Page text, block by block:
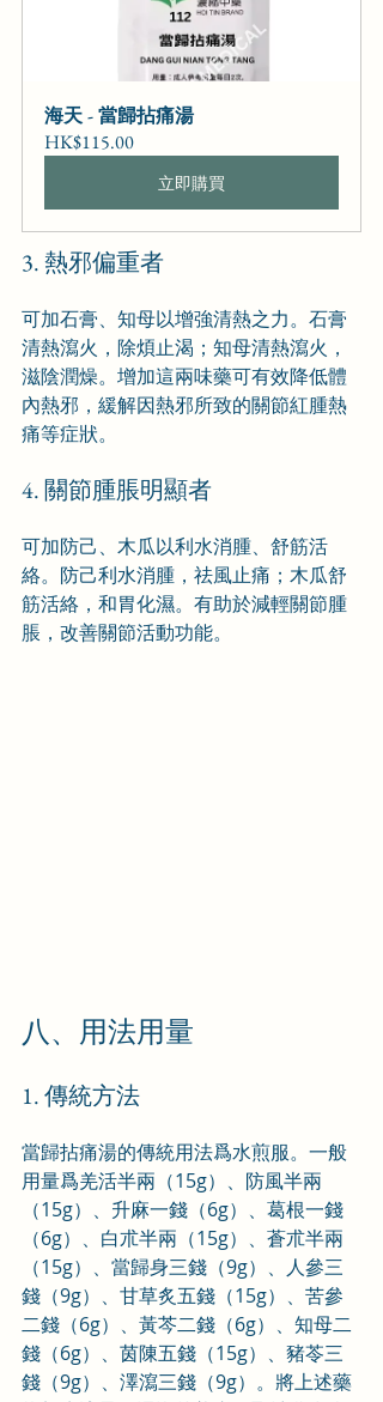
海天 - 當歸拈痛湯
HK$115.00
立即購買
3. 熱邪偏重者
可加石膏、知母以增強清熱之力。石膏
清熱瀉火，除煩止渴；知母清熱瀉火，
滋陰潤燥。增加這兩味藥可有效降低體
內熱邪，緩解因熱邪所致的關節紅腫熱
痛等症狀。
4. 關節腫脹明顯者
可加防己、木瓜以利水消腫、舒筋活
絡。防己利水消腫，祛風止痛；木瓜舒
筋活絡，和胃化濕。有助於減輕關節腫
脹，改善關節活動功能。
八、用法用量
1. 傳統方法
當歸拈痛湯的傳統用法爲水煎服。一般
用量爲羌活半兩（15g）、防風半兩
（15g）、升麻一錢（6g）、葛根一錢
（6g）、白朮半兩（15g）、蒼朮半兩
（15g）、當歸身三錢（9g）、人參三
錢（9g）、甘草炙五錢（15g）、苦參
二錢（6g）、黃芩二錢（6g）、知母二
錢（6g）、茵陳五錢（15g）、豬苓三
錢（9g）、澤瀉三錢（9g）。將上述藥